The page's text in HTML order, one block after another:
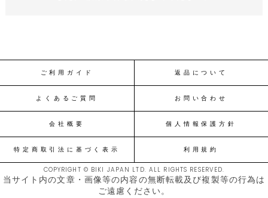
ご利用ガイド 返品について
よくあるご質問 お問い合わせ
会社概要 個人情報保護方針
特定商取引法に基づく表示 利用規約
COPYRIGHT © BIKI JAPAN LTD. ALL RIGHTS RESERVED.
当サイト内の文章・画像等の内容の無断転載及び複製等の行為は
ご遠慮ください。